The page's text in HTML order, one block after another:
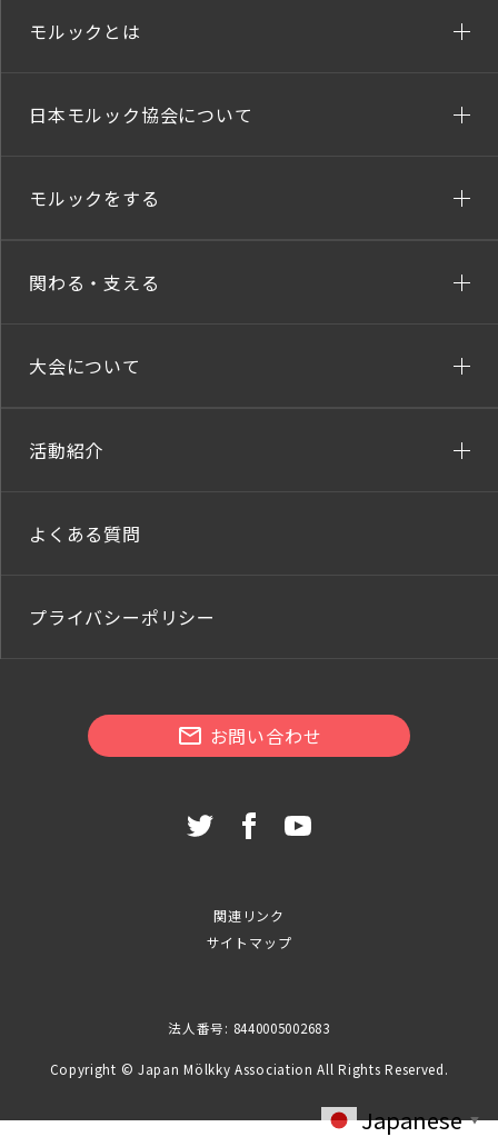
モルックとは
日本モルック協会について
モルックをする
関わる・支える
大会について
活動紹介
よくある質問
プライバシーポリシー
お問い合わせ
関連リンク
サイトマップ
法人番号: 8440005002683
Copyright © Japan Mölkky Association All Rights Reserved.
Japanese ▼